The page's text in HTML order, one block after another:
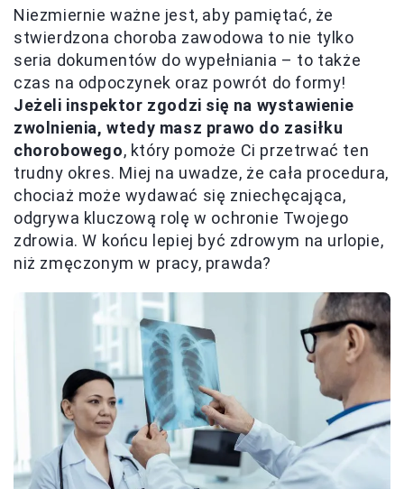
Niezmiernie ważne jest, aby pamiętać, że
stwierdzona choroba zawodowa to nie tylko
seria dokumentów do wypełniania – to także
czas na odpoczynek oraz powrót do formy!
Jeżeli inspektor zgodzi się na wystawienie
zwolnienia, wtedy masz prawo do zasiłku
chorobowego, który pomoże Ci przetrwać ten
trudny okres. Miej na uwadze, że cała procedura,
chociaż może wydawać się zniechęcająca,
odgrywa kluczową rolę w ochronie Twojego
zdrowia. W końcu lepiej być zdrowym na urlopie,
niż zmęczonym w pracy, prawda?